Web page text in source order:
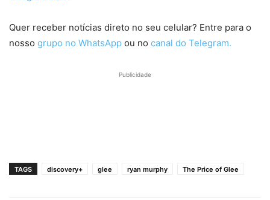
Quer receber notícias direto no seu celular? Entre para o
nosso grupo no WhatsApp ou no canal do Telegram.
Publicidade
TAGS discovery+ glee ryan murphy The Price of Glee